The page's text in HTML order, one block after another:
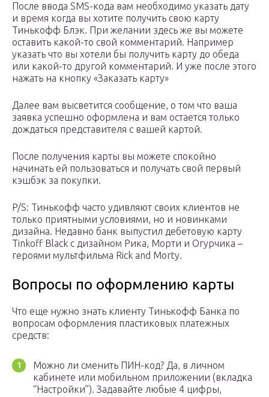
После ввода SMS-кода вам необходимо указать дату
и время когда вы хотите получить свою карту
Тинькофф Блэк. При желании здесь же вы можете
оставить какой-то свой комментарий. Например
указать что вы хотели бы получить карту до обеда
или какой-то другой комментарий. И уже после этого
нажать на кнопку «Заказать карту»
Далее вам высветится сообщение, о том что ваша
заявка успешно оформлена и вам остается только
дождаться представителя с вашей картой.
После получения карты вы можете спокойно
начинать ей пользоваться и получать свой первый
кэшбэк за покупки.
P/S: Тинькофф часто удивляют своих клиентов не
только приятными условиями, но и новинками
дизайна. Недавно банк выпустил дебетовую карту
Tinkoff Black с дизайном Рика, Морти и Огурчика –
героями мультфильма Rick and Morty.
Вопросы по оформлению карты
Что еще нужно знать клиенту Тинькофф Банка по
вопросам оформления пластиковых платежных
средств:
Можно ли сменить ПИН-код? Да, в личном
кабинете или мобильном приложении (вкладка
“Настройки”). Задавайте любые 4 цифры,